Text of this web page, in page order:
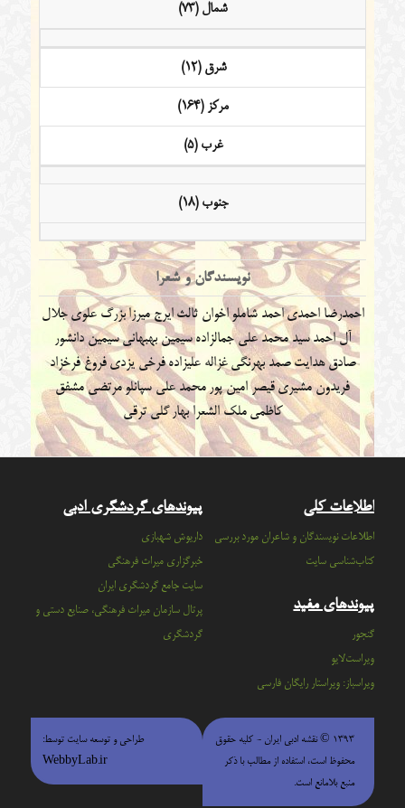
شمال (73)
شرق (12)
مرکز (164)
غرب (5)
جنوب (18)
نویسندگان و شعرا
احمدرضا احمدیاحمد شاملو اخوان ثالثایرج میرزابزرگ علوی جلال
آل احمدسید محمد علی جمالزادهسیمین بهبهانیسیمین دانشور
صادق هدایتصمد بهرنگی غزاله علیزادهفرخی یزدی فروغ فرخزاد
فریدون مشیری قیصر امین پورمحمد علی سپانلومرتضی مشفق
کاظمی ملک الشعرا بهار گلی ترقی
اطلاعات کلی
اطلاعات نویسندگان و شاعران مورد بررسی
کتاب‌شناسی سایت
پیوندهای مفید
گنجور
ویراست‌لایو
ویراسباز: ویراستار رایگان فارسی
پیوندهای گردشگری ادبی
داریوش شهبازی
خبرگزاری میراث فرهنگی
سايت جامع گردشگري ايران
پرتال سازمان ميراث فرهنگي، صنايع دستي و
گردشگري
۱۳۹۳ © نقشه ادبی ایران - كليه حقوق
محفوظ است، استفاده از مطالب با ذكر
منبع بلامانع است.
طراحی و توسعه سایت توسط:
WebbyLab.ir